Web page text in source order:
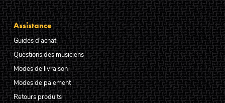
Assistance
Guides d'achat
Questions des musiciens
Modes de livraison
Modes de paiement
Retours produits